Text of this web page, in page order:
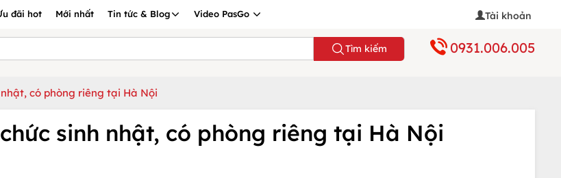
đãi hot Mới nhất Tin tức & Blog Video PasGo Tài khoản
Tìm kiếm 0931.006.005
có phòng riêng tại Hà Nội
sinh nhật, có phòng riêng tại Hà Nội